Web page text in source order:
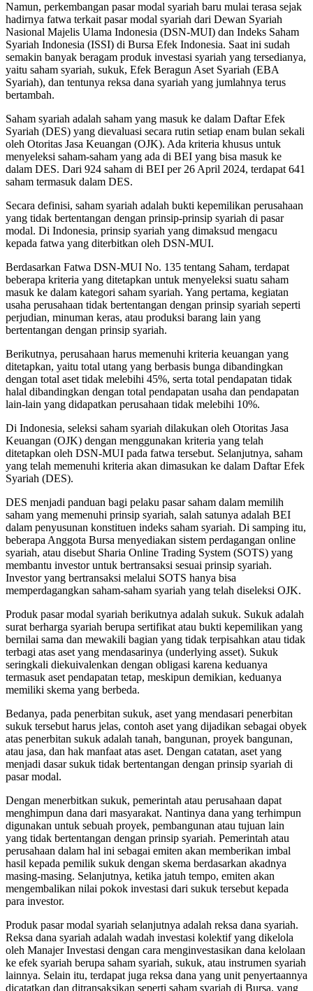
Namun, perkembangan pasar modal syariah baru mulai terasa sejak
hadirnya fatwa terkait pasar modal syariah dari Dewan Syariah
Nasional Majelis Ulama Indonesia (DSN-MUI) dan Indeks Saham
Syariah Indonesia (ISSI) di Bursa Efek Indonesia. Saat ini sudah
semakin banyak beragam produk investasi syariah yang tersedianya,
yaitu saham syariah, sukuk, Efek Beragun Aset Syariah (EBA
Syariah), dan tentunya reksa dana syariah yang jumlahnya terus
bertambah.
Saham syariah adalah saham yang masuk ke dalam Daftar Efek
Syariah (DES) yang dievaluasi secara rutin setiap enam bulan sekali
oleh Otoritas Jasa Keuangan (OJK). Ada kriteria khusus untuk
menyeleksi saham-saham yang ada di BEI yang bisa masuk ke
dalam DES. Dari 924 saham di BEI per 26 April 2024, terdapat 641
saham termasuk dalam DES.
Secara definisi, saham syariah adalah bukti kepemilikan perusahaan
yang tidak bertentangan dengan prinsip-prinsip syariah di pasar
modal. Di Indonesia, prinsip syariah yang dimaksud mengacu
kepada fatwa yang diterbitkan oleh DSN-MUI.
Berdasarkan Fatwa DSN-MUI No. 135 tentang Saham, terdapat
beberapa kriteria yang ditetapkan untuk menyeleksi suatu saham
masuk ke dalam kategori saham syariah. Yang pertama, kegiatan
usaha perusahaan tidak bertentangan dengan prinsip syariah seperti
perjudian, minuman keras, atau produksi barang lain yang
bertentangan dengan prinsip syariah.
Berikutnya, perusahaan harus memenuhi kriteria keuangan yang
ditetapkan, yaitu total utang yang berbasis bunga dibandingkan
dengan total aset tidak melebihi 45%, serta total pendapatan tidak
halal dibandingkan dengan total pendapatan usaha dan pendapatan
lain-lain yang didapatkan perusahaan tidak melebihi 10%.
Di Indonesia, seleksi saham syariah dilakukan oleh Otoritas Jasa
Keuangan (OJK) dengan menggunakan kriteria yang telah
ditetapkan oleh DSN-MUI pada fatwa tersebut. Selanjutnya, saham
yang telah memenuhi kriteria akan dimasukan ke dalam Daftar Efek
Syariah (DES).
DES menjadi panduan bagi pelaku pasar saham dalam memilih
saham yang memenuhi prinsip syariah, salah satunya adalah BEI
dalam penyusunan konstituen indeks saham syariah. Di samping itu,
beberapa Anggota Bursa menyediakan sistem perdagangan online
syariah, atau disebut Sharia Online Trading System (SOTS) yang
membantu investor untuk bertransaksi sesuai prinsip syariah.
Investor yang bertransaksi melalui SOTS hanya bisa
memperdagangkan saham-saham syariah yang telah diseleksi OJK.
Produk pasar modal syariah berikutnya adalah sukuk. Sukuk adalah
surat berharga syariah berupa sertifikat atau bukti kepemilikan yang
bernilai sama dan mewakili bagian yang tidak terpisahkan atau tidak
terbagi atas aset yang mendasarinya (underlying asset). Sukuk
seringkali diekuivalenkan dengan obligasi karena keduanya
termasuk aset pendapatan tetap, meskipun demikian, keduanya
memiliki skema yang berbeda.
Bedanya, pada penerbitan sukuk, aset yang mendasari penerbitan
sukuk tersebut harus jelas, contoh aset yang dijadikan sebagai obyek
atas penerbitan sukuk adalah tanah, bangunan, proyek bangunan,
atau jasa, dan hak manfaat atas aset. Dengan catatan, aset yang
menjadi dasar sukuk tidak bertentangan dengan prinsip syariah di
pasar modal.
Dengan menerbitkan sukuk, pemerintah atau perusahaan dapat
menghimpun dana dari masyarakat. Nantinya dana yang terhimpun
digunakan untuk sebuah proyek, pembangunan atau tujuan lain
yang tidak bertentangan dengan prinsip syariah. Pemerintah atau
perusahaan dalam hal ini sebagai emiten akan memberikan imbal
hasil kepada pemilik sukuk dengan skema berdasarkan akadnya
masing-masing. Selanjutnya, ketika jatuh tempo, emiten akan
mengembalikan nilai pokok investasi dari sukuk tersebut kepada
para investor.
Produk pasar modal syariah selanjutnya adalah reksa dana syariah.
Reksa dana syariah adalah wadah investasi kolektif yang dikelola
oleh Manajer Investasi dengan cara menginvestasikan dana kelolaan
ke efek syariah berupa saham syariah, sukuk, atau instrumen syariah
lainnya. Selain itu, terdapat juga reksa dana yang unit penyertaannya
dicatatkan dan ditransaksikan seperti saham syariah di Bursa, yang